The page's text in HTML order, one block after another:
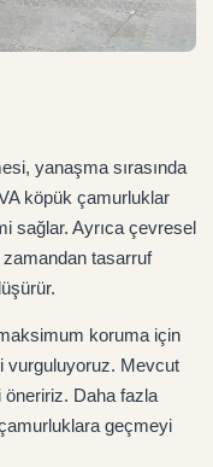
yanaşma sırasında
köpük çamurluklar
sağlar. Ayrıca çevresel
zamandan tasarruf
koruma için
vurguluyoruz. Mevcut
Daha fazla
geçmeyi